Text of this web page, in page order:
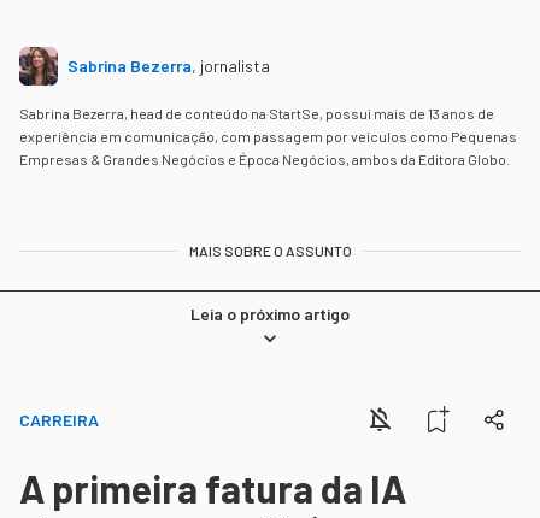
Sabrina Bezerra, jornalista
Sabrina Bezerra, head de conteúdo na StartSe, possui mais de 13 anos de
experiência em comunicação, com passagem por veículos como Pequenas
Empresas & Grandes Negócios e Época Negócios, ambos da Editora Globo.
MAIS SOBRE O ASSUNTO
Leia o próximo artigo
CARREIRA
A primeira fatura da IA